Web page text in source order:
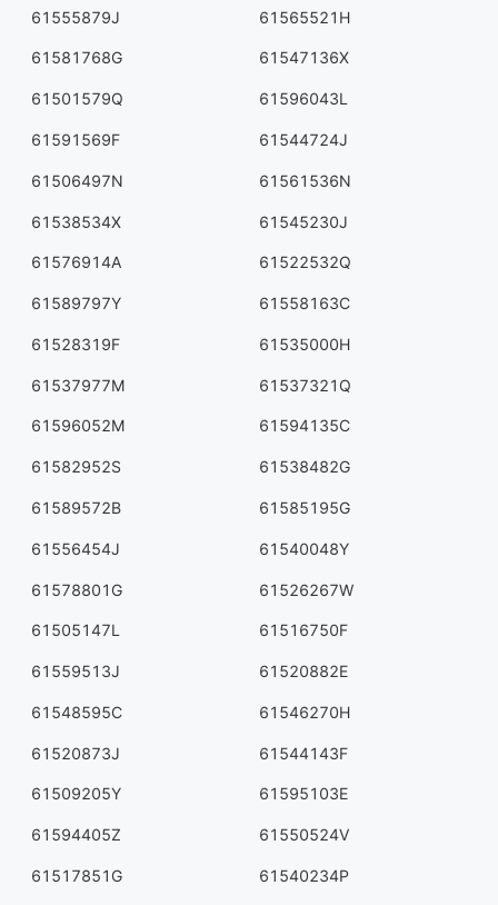
61555879J 61565521H
61581768G 61547136X
61501579Q 61596043L
61591569F 61544724J
61506497N 61561536N
61538534X 61545230J
61576914A 61522532Q
61589797Y 61558163C
61528319F 61535000H
61537977M 61537321Q
61596052M 61594135C
61582952S 61538482G
61589572B 61585195G
61556454J 61540048Y
61578801G 61526267W
61505147L 61516750F
61559513J 61520882E
61548595C 61546270H
61520873J 61544143F
61509205Y 61595103E
61594405Z 61550524V
61517851G 61540234P